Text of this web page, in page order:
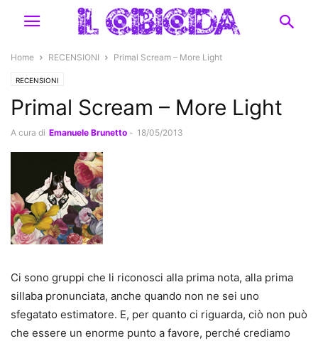
Home RECENSIONI Primal Scream – More Light
RECENSIONI
Primal Scream – More Light
A cura di Emanuele Brunetto - 18/05/2013
Ci sono gruppi che li riconosci alla prima nota, alla prima
sillaba pronunciata, anche quando non ne sei uno
sfegatato estimatore. E, per quanto ci riguarda, ciò non può
che essere un enorme punto a favore, perché crediamo